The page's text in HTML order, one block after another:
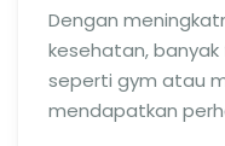
Dengan
kesehatan,
seperti gym atau
mendapatkan